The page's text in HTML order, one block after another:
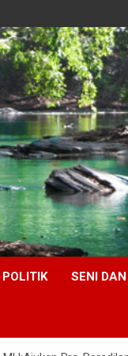
POLITIK SENI